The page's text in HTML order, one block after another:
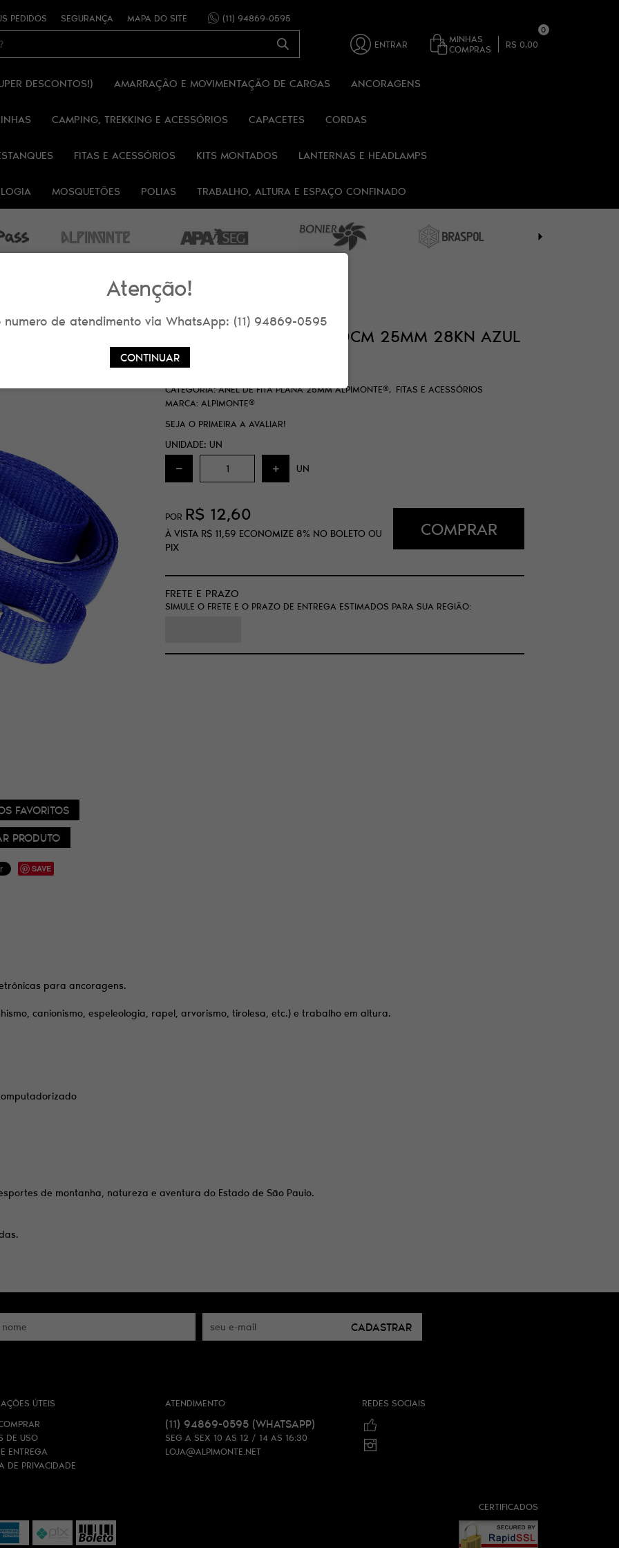
PEDIDOS SEGURANÇA MAPA DO SITE (11) 94869-0595
ENTRAR
MINHAS
COMPRAS
0
R$ 0,00
DESCONTOS!) AMARRAÇÃO E MOVIMENTAÇÃO DE CARGAS ANCORAGENS
CAMPING, TREKKING E ACESSÓRIOS CAPACETES CORDAS
FITAS E ACESSÓRIOS KITS MONTADOS LANTERNAS E HEADLAMPS
MOSQUETÕES POLIAS TRABALHO, ALTURA E ESPAÇO CONFINADO
ANEL DE FITA PLANA 60CM 25MM 28KN AZUL ALPIMONTE®
FAVORITOS
PRODUTO
SAVE
ANEL DE FITA PLANA 60CM 25MM 28KN AZUL
ALPIMONTE®
CATEGORIA: ANEL DE FITA PLANA 25MM ALPIMONTE®
FITAS E ACESSÓRIOS
MARCA: ALPIMONTE®
SEJA O PRIMEIRA A AVALIAR!
UNIDADE: UN
UN
POR R$ 12,60
À VISTA R$ 11,59 ECONOMIZE 8% NO BOLETO OU
PIX
COMPRAR
FRETE E PRAZO
SIMULE O FRETE E O PRAZO DE ENTREGA ESTIMADOS PARA SUA REGIÃO:
para ancoragens.
canionismo, espeleologia, rapel, arvorismo, tirolesa, etc.) e trabalho em altura.
de montanha, natureza e aventura do Estado de São Paulo.
CADASTRAR
ÚTEIS
DE USO
ENTREGA
DE PRIVACIDADE
ATENDIMENTO
(11) 94869-0595 (WHATSAPP)
SEG A SEX 10 AS 12 / 14 AS 16:30
LOJA@ALPIMONTE.NET
REDES SOCIAIS
CERTIFICADOS
Atenção!
numero de atendimento via WhatsApp: (11) 94869-0595
CONTINUAR